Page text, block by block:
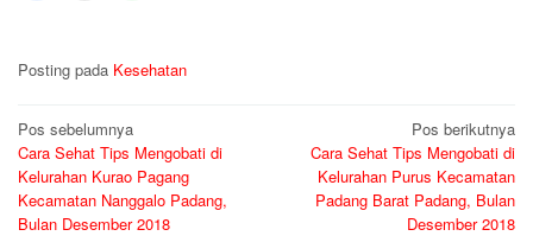
Posting pada Kesehatan
Navigasi
pos
Pos sebelumnya
Cara Sehat Tips Mengobati di
Kelurahan Kurao Pagang
Kecamatan Nanggalo Padang,
Bulan Desember 2018
Pos berikutnya
Cara Sehat Tips Mengobati di
Kelurahan Purus Kecamatan
Padang Barat Padang, Bulan
Desember 2018